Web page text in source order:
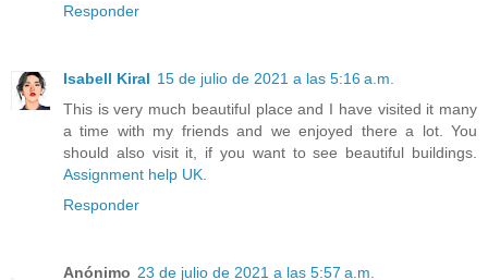
Responder
Isabell Kiral 15 de julio de 2021 a las 5:16 a.m.
This is very much beautiful place and I have visited it many
a time with my friends and we enjoyed there a lot. You
should also visit it, if you want to see beautiful buildings.
Assignment help UK
Responder
Anónimo 23 de julio de 2021 a las 5:57 a.m.